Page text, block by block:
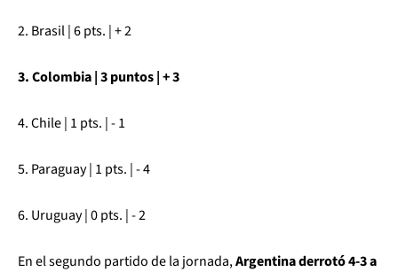
2. Brasil | 6 pts. | + 2
3. Colombia | 3 puntos | + 3
4. Chile | 1 pts. | - 1
5. Paraguay | 1 pts. | - 4
6. Uruguay | 0 pts. | - 2
En el segundo partido de la jornada,Argentina derrotó 4-3 a